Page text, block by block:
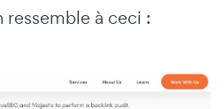
ressemble à ceci :